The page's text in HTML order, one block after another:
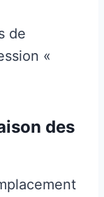
de
«
des